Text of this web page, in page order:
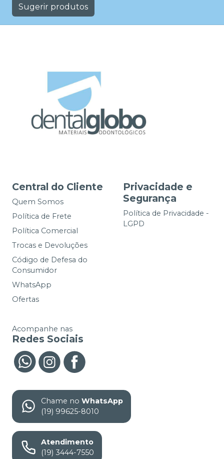
Sugerir produtos
Central do Cliente
Quem Somos
Política de Frete
Política Comercial
Trocas e Devoluções
Código de Defesa do
Consumidor
WhatsApp
Ofertas
Privacidade e
Segurança
Política de Privacidade -
LGPD
Acompanhe nas
Redes Sociais
Chame no WhatsApp
(19) 99625-8010
Atendimento
(19) 3444-7550